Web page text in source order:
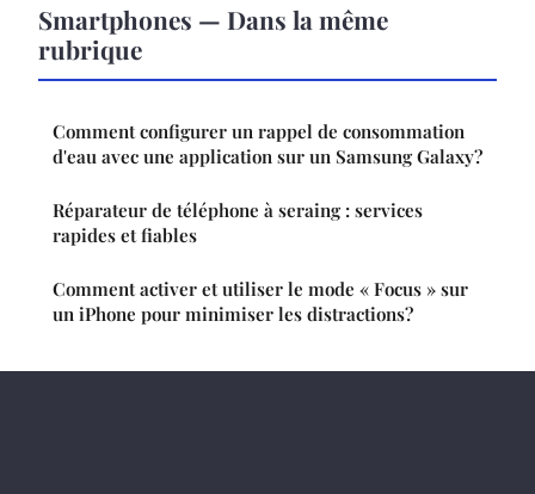
Smartphones — Dans la même
rubrique
Comment configurer un rappel de consommation
d'eau avec une application sur un Samsung Galaxy?
Réparateur de téléphone à seraing : services
rapides et fiables
Comment activer et utiliser le mode « Focus » sur
un iPhone pour minimiser les distractions?